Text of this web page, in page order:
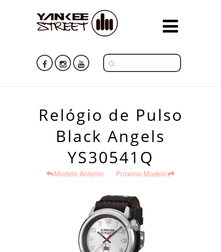
Relógio de Pulso
Black Angels
YS30541Q
Modelo Anterior Próximo Modelo